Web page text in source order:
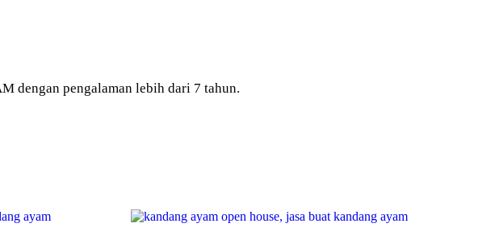
dengan pengalaman lebih dari 7 tahun.